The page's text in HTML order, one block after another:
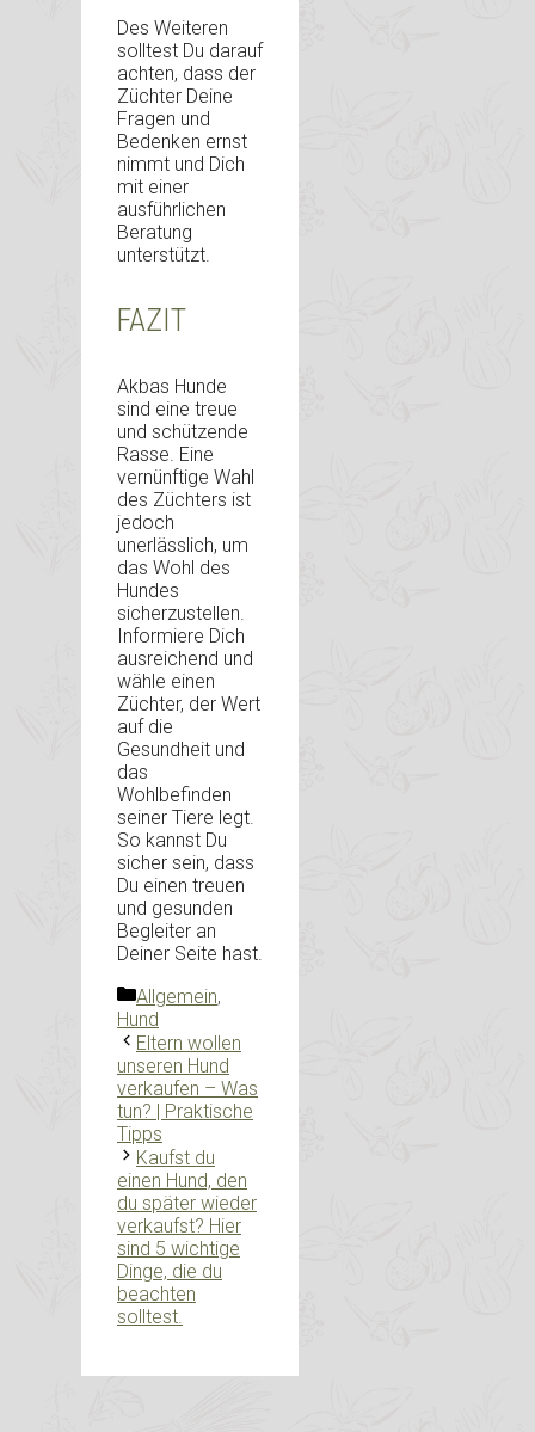
Des Weiteren
solltest Du darauf
achten, dass der
Züchter Deine
Fragen und
Bedenken ernst
nimmt und Dich
mit einer
ausführlichen
Beratung
unterstützt.
FAZIT
Akbas Hunde
sind eine treue
und schützende
Rasse. Eine
vernünftige Wahl
des Züchters ist
jedoch
unerlässlich, um
das Wohl des
Hundes
sicherzustellen.
Informiere Dich
ausreichend und
wähle einen
Züchter, der Wert
auf die
Gesundheit und
das
Wohlbefinden
seiner Tiere legt.
So kannst Du
sicher sein, dass
Du einen treuen
und gesunden
Begleiter an
Deiner Seite hast.
Kategorien
Allgemein,
Hund
Eltern wollen
unseren Hund
verkaufen – Was
tun? | Praktische
Tipps
Kaufst du
einen Hund, den
du später wieder
verkaufst? Hier
sind 5 wichtige
Dinge, die du
beachten
solltest.